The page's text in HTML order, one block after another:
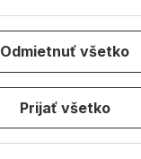
Odmietnuť všetko
Prijať všetko